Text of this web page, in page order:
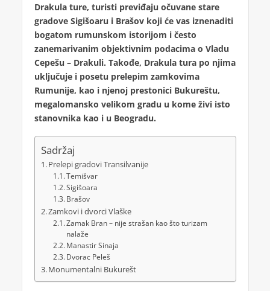
Drakula ture, turisti previđaju očuvane stare
gradove Sigišoaru i Brašov koji će vas iznenaditi
bogatom rumunskom istorijom i često
zanemarivanim objektivnim podacima o Vladu
Cepešu – Drakuli. Takođe, Drakula tura po njima
uključuje i posetu prelepim zamkovima
Rumunije, kao i njenoj prestonici Bukureštu,
megalomansko velikom gradu u kome živi isto
stanovnika kao i u Beogradu.
Sadržaj
Prelepi gradovi Transilvanije
Temišvar
Sigišoara
Brašov
Zamkovi i dvorci Vlaške
Zamak Bran – nije strašan kao što turizam
nalaže
Manastir Sinaja
Dvorac Peleš
Monumentalni Bukurešt